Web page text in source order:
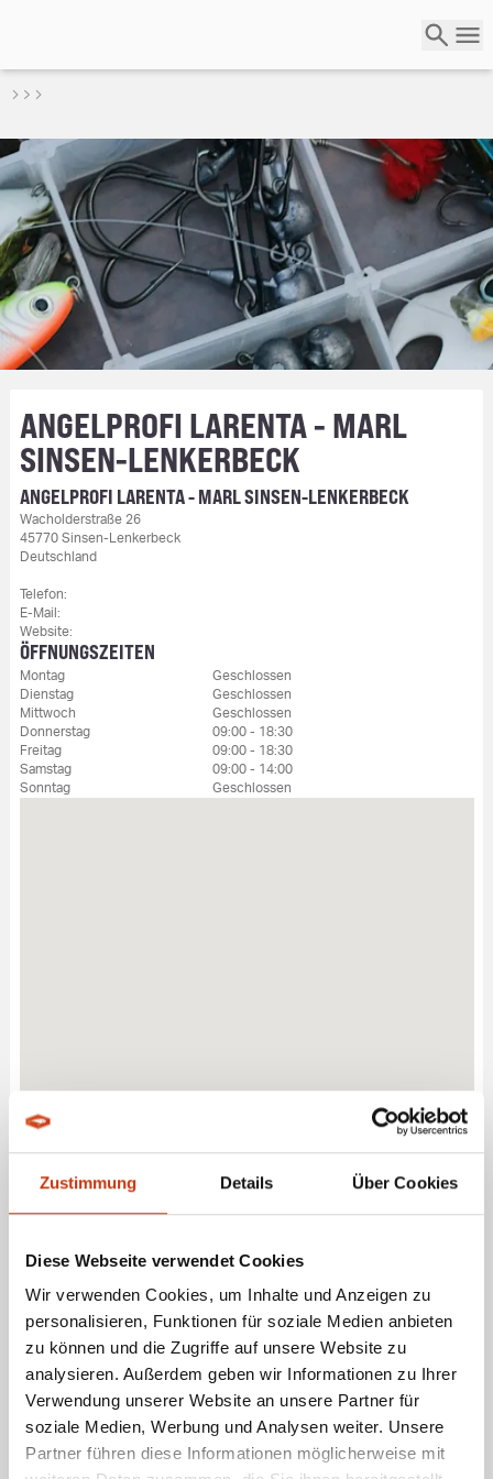
Zustimmung Details Über Cookies
Diese Webseite verwendet Cookies
Wir verwenden Cookies, um Inhalte und Anzeigen zu
personalisieren, Funktionen für soziale Medien anbieten
zu können und die Zugriffe auf unsere Website zu
analysieren. Außerdem geben wir Informationen zu Ihrer
Verwendung unserer Website an unsere Partner für
soziale Medien, Werbung und Analysen weiter. Unsere
Partner führen diese Informationen möglicherweise mit
ANGELPROFI LARENTA - MARL
SINSEN-LENKERBECK
ANGELPROFI LARENTA - MARL SINSEN-LENKERBECK
Wacholderstraße 26
45770 Sinsen-Lenkerbeck
Deutschland
Telefon:
E-Mail:
Website:
ÖFFNUNGSZEITEN
Montag
Geschlossen
Dienstag
Geschlossen
Mittwoch
Geschlossen
Donnerstag
09:00 - 18:30
Freitag
09:00 - 18:30
Samstag
09:00 - 14:00
Sonntag
Geschlossen
ANGELPROFI LARENTA - FACHHÄNDLER FÜR
ANGELBEDARF IN MARL SINSEN-LENKERBECK
ANGEBOTE LEISTUNGEN